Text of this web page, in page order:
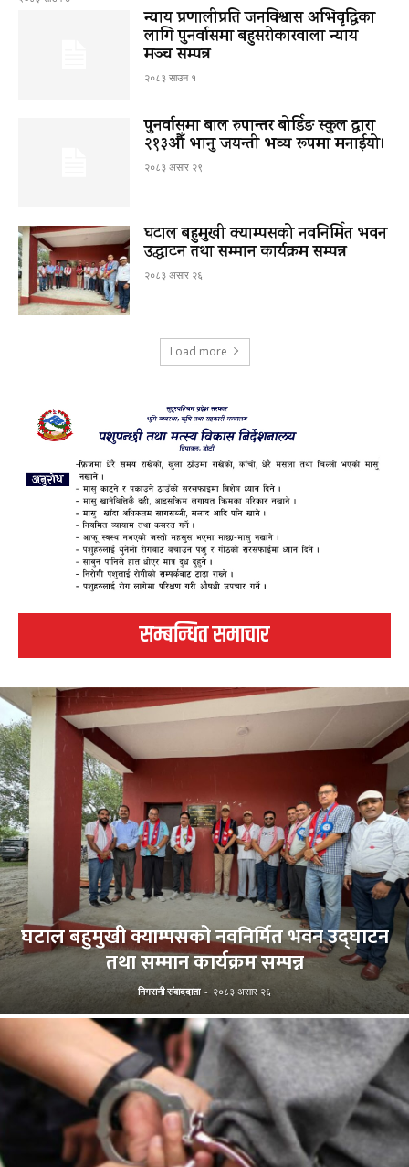
न्याय प्रणालीप्रति जनविश्वास अभिवृद्धिका
लागि पुनर्वासमा बहुसरोकारवाला न्याय
मञ्च सम्पन्न
२०८३ साउन १
पुनर्वासमा बाल रुपान्तर बोर्डिङ स्कुल द्धारा
२१३औँ भानु जयन्ती भव्य रूपमा मनाईयो।
२०८३ असार २९
घटाल बहुमुखी क्याम्पसको नवनिर्मित भवन
उद्घाटन तथा सम्मान कार्यक्रम सम्पन्न
२०८३ असार २६
Load more
सम्बन्धित समाचार
घटाल बहुमुखी क्याम्पसको नवनिर्मित भवन उद्घाटन
तथा सम्मान कार्यक्रम सम्पन्न
निगरानी संवाददाता - २०८३ असार २६